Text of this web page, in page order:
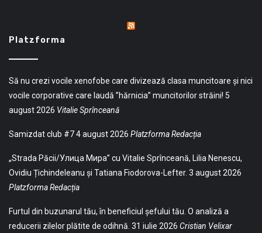
Platzforma
Să nu crezi vocile xenofobe care divizează clasa muncitoare și nici
vocile corporative care laudă ”hărnicia” muncitorilor străini! 5
august 2026 Vitalie Sprînceană
Samizdat club #74 august 2026 Platzforma Redacția
„Strada Păcii/Улица Мира” cu Vitalie Sprînceană, Lilia Nenescu,
Ovidiu Țichindeleanu și Tatiana Fiodorova-Lefter. 3 august 2026
Platzforma Redacția
Furtul din buzunarul tău, în beneficiul șefului tău. O analiză a
reducerii zilelor plătite de odihnă. 31 iulie 2026 Cristian Velixar